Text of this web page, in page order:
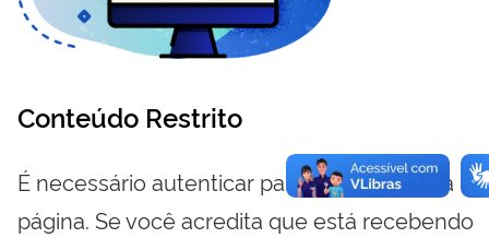
Conteúdo Restrito
É necessário autenticar para visualizar essa
página. Se você acredita que está recebendo